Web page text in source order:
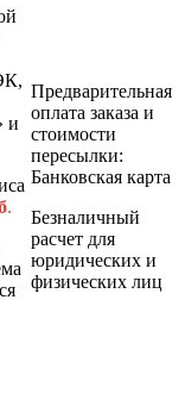
и
.
Предварительная
оплата заказа и
стоимости
пересылки:
Банковская карта
Безналичный
расчет для
юридических и
физических лиц